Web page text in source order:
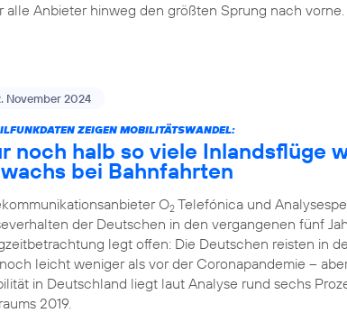
alle Anbieter hinweg den größten Sprung nach vorne.
November 2024
ZEIGEN MOBILITÄTSWANDEL:
noch halb so viele Inlandsflüge
bei Bahnfahrten
O2 Telefónica und
der Deutschen in den vergangenen fünf
legt offen: Die Deutschen reisten in
leicht weniger als vor der Coronapandemie –
in Deutschland liegt laut Analyse rund sechs
2019.